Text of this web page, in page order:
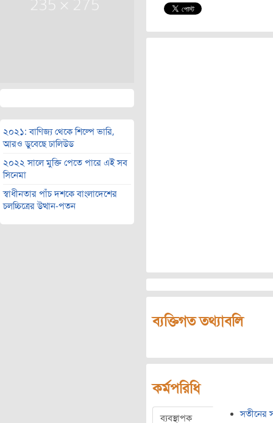
২০২১: বাণিজ্য থেকে শিল্পে ভারি,
আরও ডুবেছে ঢালিউড
২০২২ সালে মুক্তি পেতে পারে এই সব
সিনেমা
স্বাধীনতার পাঁচ দশকে বাংলাদেশের
চলচ্চিত্রের উত্থান-পতন
ব্যক্তিগত তথ্যাবলি
কর্মপরিধি
ব্যবস্থাপক সতীনের